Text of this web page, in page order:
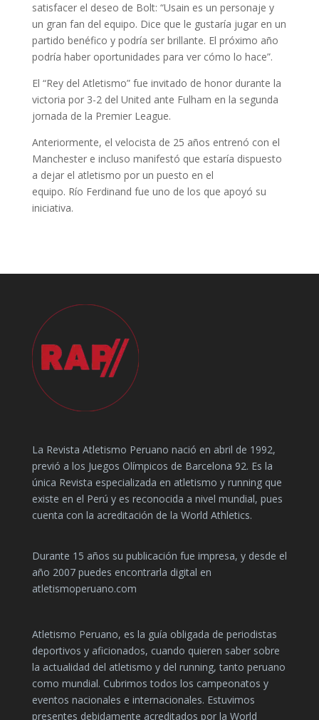
satisfacer el deseo de Bolt: “Usain es un personaje y
un gran fan del equipo. Dice que le gustaría jugar en un
partido benéfico y podría ser brillante. El próximo año
podría haber oportunidades para ver cómo lo hace”.
El “Rey del Atletismo” fue invitado de honor durante la
victoria por 3-2 del United ante Fulham en la segunda
jornada de la Premier League.
Anteriormente, el velocista de 25 años entrenó con el
Manchester e incluso manifestó que estaría dispuesto
a dejar el atletismo por un puesto en el
equipo. Río Ferdinand fue uno de los que apoyó su
iniciativa.
La Revista Atletismo Peruano nació en abril de 1992,
previó a los Juegos Olímpicos de Barcelona 92. Es la
única Revista especializada en atletismo y running que
existe en el Perú y es reconocida a nivel mundial, pues
cuenta con la acreditación de la World Athletics.
Durante 15 años su publicación fue impresa, y desde el
año 2007 puedes encontrarla digital en
atletismoperuano.com
Atletismo Peruano, es la guía obligada de periodistas
deportivos y aficionados, cuando quieren saber sobre
la actualidad del atletismo y del running, tanto peruano
como mundial. Cubrimos todos los campeonatos y
eventos nacionales e internacionales. Estuvimos
presentes debidamente acreditados por la World